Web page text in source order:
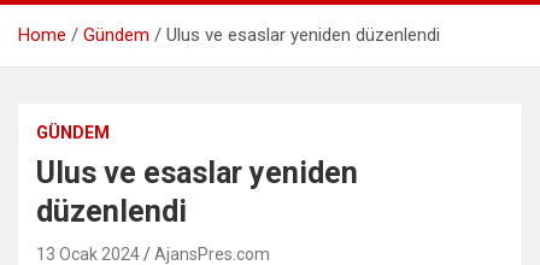
Home Gündem Ulus ve esaslar yeniden düzenlendi
GÜNDEM
Ulus ve esaslar yeniden
düzenlendi
13 Ocak 2024 AjansPres.com